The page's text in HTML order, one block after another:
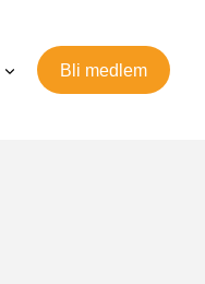
Bli medlem